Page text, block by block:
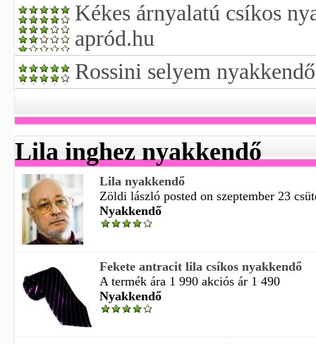
Kékes árnyalatú csíkos
apród.hu
Rossini selyem
Lila inghez nyakkendő
Lila nyakkendő
Zöldi lászló posted on szeptember 23
Nyakkendő
Fekete antracit lila csíkos nyakkendő
A termék ára 1 990 akciós ár 1 490
Nyakkendő